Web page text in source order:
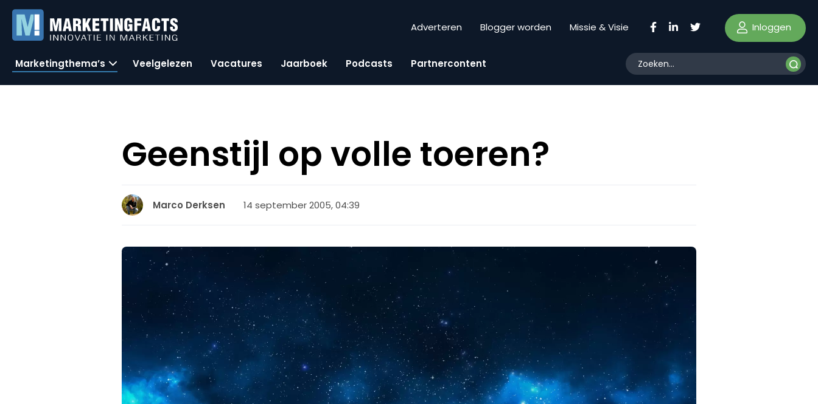
Adverteren Blogger worden Missie & Visie Inloggen
Marketingthema’s Veelgelezen Vacatures Jaarboek Podcasts Partnercontent
Geenstijl op volle toeren?
Marco Derksen 14 september 2005, 04:39